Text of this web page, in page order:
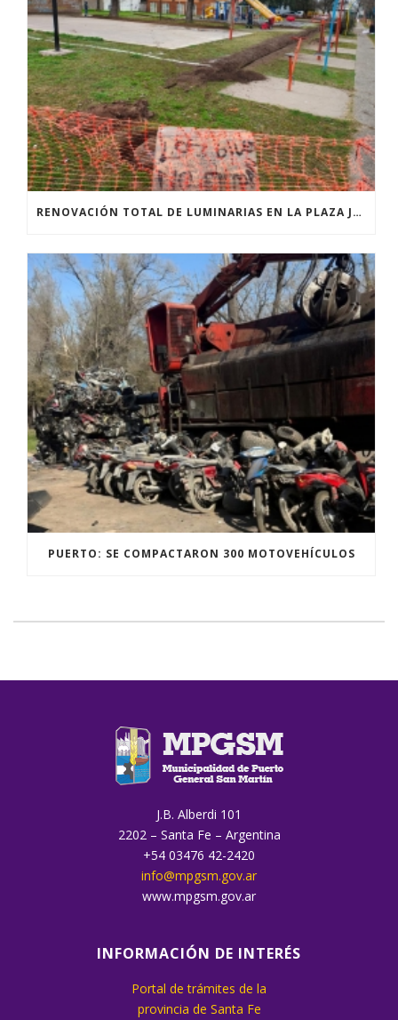
RENOVACIÓN TOTAL DE LUMINARIAS EN LA PLAZA JOSÉ PEDRONI DE SAN SEBASTIÁN.
PUERTO: SE COMPACTARON 300 MOTOVEHÍCULOS
J.B. Alberdi 101
2202 – Santa Fe – Argentina
+54 03476 42-2420
info@mpgsm.gov.ar
www.mpgsm.gov.ar
INFORMACIÓN DE INTERÉS
Portal de trámites de la
provincia de Santa Fe